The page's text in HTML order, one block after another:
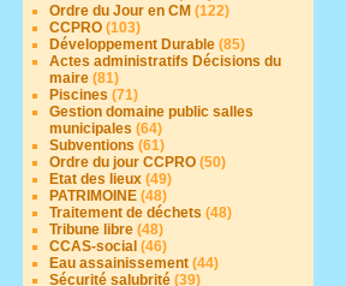
Ordre du Jour en CM (122)
CCPRO (103)
Développement Durable (85)
Actes administratifs Décisions du
maire (81)
Piscines (71)
Gestion domaine public salles
municipales (64)
Subventions (61)
Ordre du jour CCPRO (50)
Etat des lieux (49)
PATRIMOINE (48)
Traitement de déchets (48)
Tribune libre (48)
CCAS-social (46)
Eau assainissement (44)
Sécurité salubrité (39)